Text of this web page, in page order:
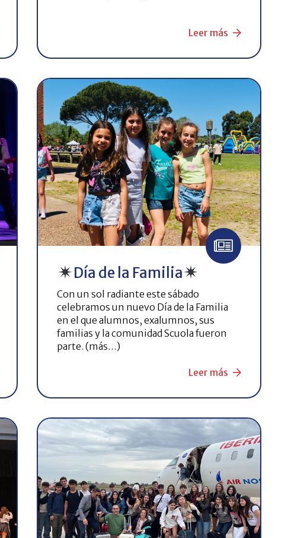
Leer más
Día de la Familia
Con un sol radiante este sábado
celebramos un nuevo Día de la Familia
en el que alumnos, exalumnos, sus
familias y la comunidad Scuola fueron
parte. (más…)
Leer más